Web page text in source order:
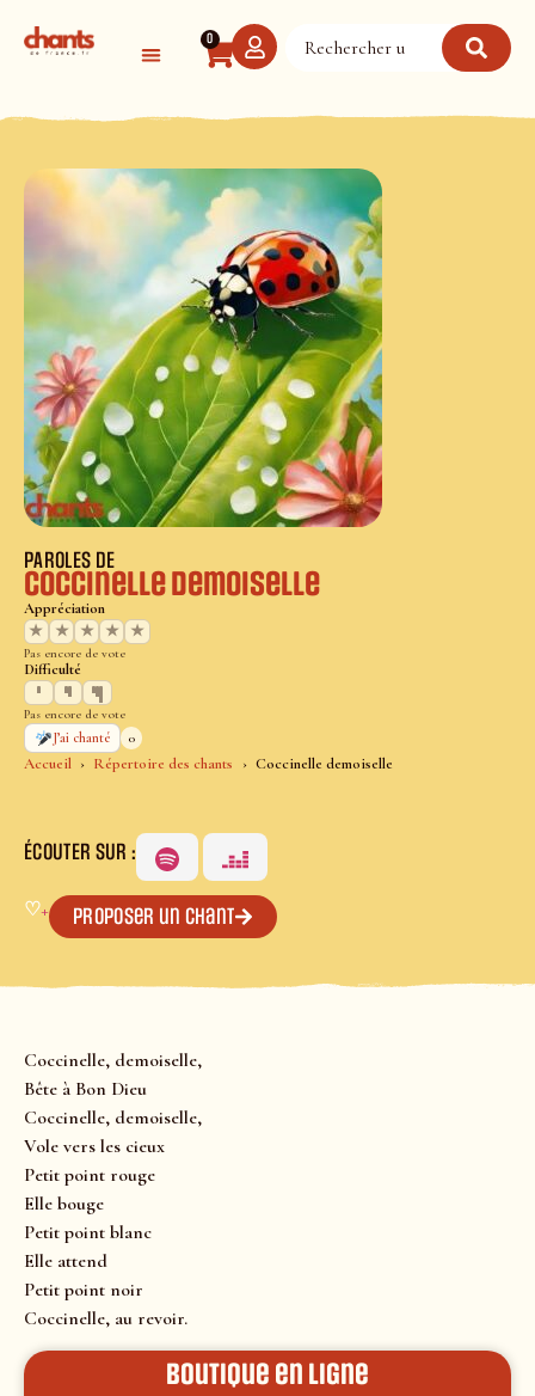
0
Accueil Répertoire des chants Coccinelle demoiselle
PAROLES DE
Coccinelle demoiselle
Appréciation
★
★ ★ ★ ★
Pas encore de vote
Difficulté
Pas encore de vote
J’ai chanté
0
ÉCOUTER SUR :
♡+ Proposer un chant
Coccinelle, demoiselle,
Bête à Bon Dieu
Coccinelle, demoiselle,
Vole vers les cieux
Petit point rouge
Elle bouge
Petit point blanc
Elle attend
Petit point noir
Coccinelle, au revoir.
Boutique en ligne